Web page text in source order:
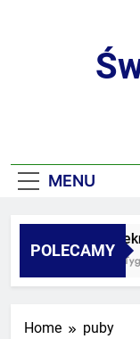
MENU
POLECAMY
3
Home puby